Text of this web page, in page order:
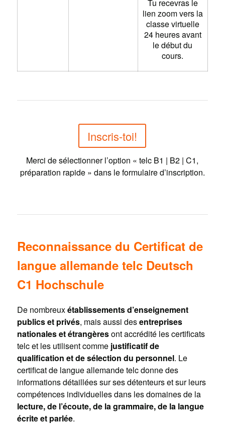
Tu recevras le
lien zoom vers la
classe virtuelle
24 heures avant
le début du
cours.
Inscris-toi!
Merci de sélectionner l’option « telc B1 | B2 | C1,
préparation rapide » dans le formulaire d’inscription.
Reconnaissance du Certificat de
langue allemande telc Deutsch
C1 Hochschule
De nombreuxétablissements d’enseignement
publics et privés, mais aussi desentreprises
nationales et étrangèresont accrédité les certificats
telc et les utilisent comme justificatif de
qualification et de sélection du personnel. Le
certificat de langue allemande telc donne des
informations détaillées sur ses détenteurs et sur leurs
compétences individuelles dans les domaines de la
lecture, de l’écoute, de la grammaire, de la langue
écrite et parlée.